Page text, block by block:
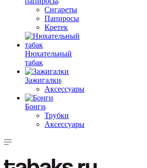
Сигареты
Папиросы
Кретек
Нюхательный
табак
Зажигалки
Аксессуары
Бонги
Трубки
Аксессуары